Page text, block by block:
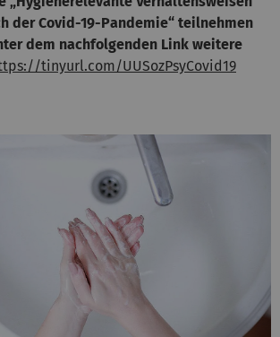
der Covid-19-Pandemie“ teilnehmen
dem nachfolgenden Link weitere
tinyurl.com/UUSozPsyCovid19